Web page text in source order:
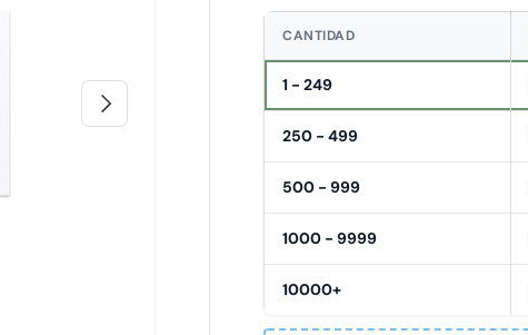
Siguiente
CANTIDAD
1 - 249
250 - 499
500 - 999
1000 - 9999
10000+